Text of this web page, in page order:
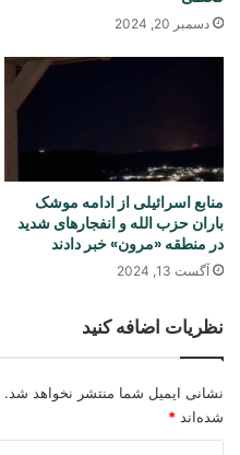
دسمبر 20, 2024
منابع اسرائیلی از ادامه موشک
باران حزب الله و انفجارهای شدید
در منطقه «مرون» خبر دادند
آگست 13, 2024
نظریات اضافه کنید
نشانی ایمیل شما منتشر نخواهد شد.
شده‌اند *